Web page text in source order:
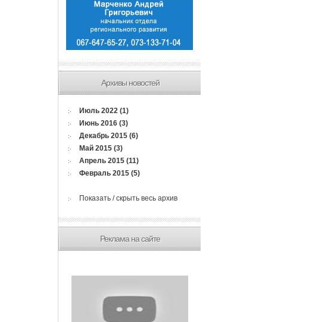
Архивы новостей
Июль 2022 (1)
Июнь 2016 (3)
Декабрь 2015 (6)
Май 2015 (3)
Апрель 2015 (11)
Февраль 2015 (5)
Показать / скрыть весь архив
Реклама на сайте